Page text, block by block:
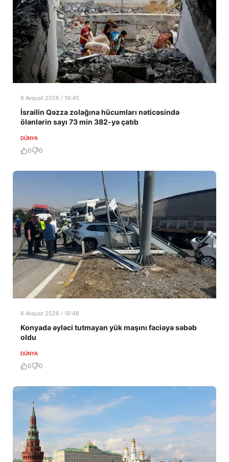
6 Avqust 2026 / 19:45
İsrailin Qəzza zolağına hücumları nəticəsində
ölənlərin sayı 73 min 382-yə çatıb
DÜNYA
0 0
6 Avqust 2026 / 18:48
Konyada əyləci tutmayan yük maşını faciəyə səbəb
oldu
DÜNYA
0 0